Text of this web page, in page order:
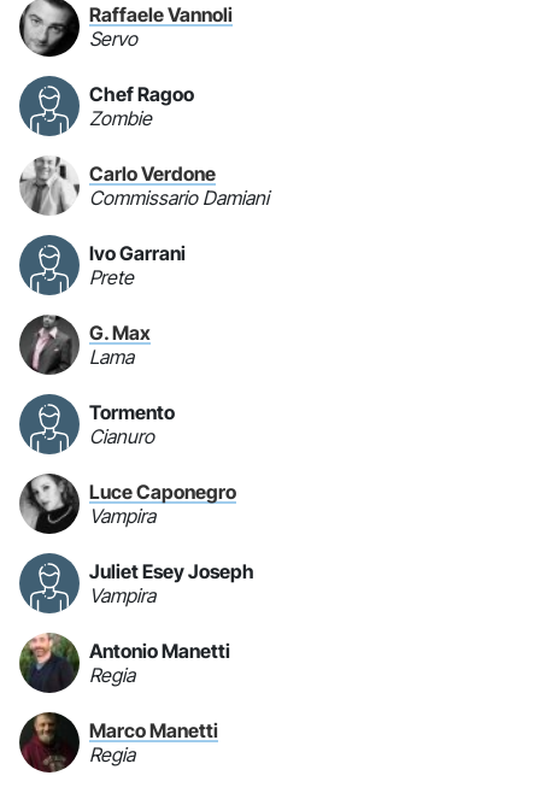
Raffaele Vannoli
Servo
Chef Ragoo
Zombie
Carlo Verdone
Commissario Damiani
Ivo Garrani
Prete
G. Max
Lama
Tormento
Cianuro
Luce Caponegro
Vampira
Juliet Esey Joseph
Vampira
Antonio Manetti
Regia
Marco Manetti
Regia